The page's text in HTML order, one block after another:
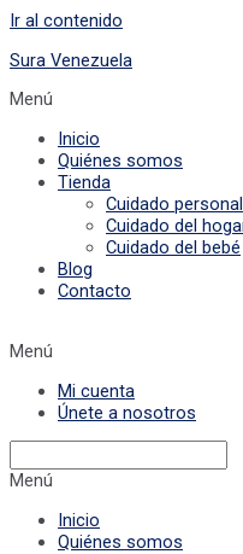
Ir al contenido
Sura Venezuela
Menú
Inicio
Quiénes somos
Tienda
Cuidado personal
Cuidado del
Cuidado del bebé
Blog
Contacto
Menú
Mi cuenta
Únete a nosotros
Menú
Inicio
Quiénes somos